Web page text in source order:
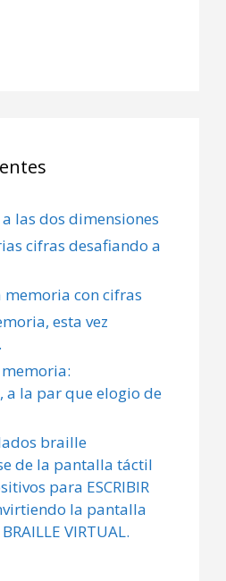
las dos dimensiones
cifras desafiando a
memoria con cifras
esta vez
a la par que elogio de
braille
de la pantalla táctil
para ESCRIBIR
la pantalla
VIRTUAL.